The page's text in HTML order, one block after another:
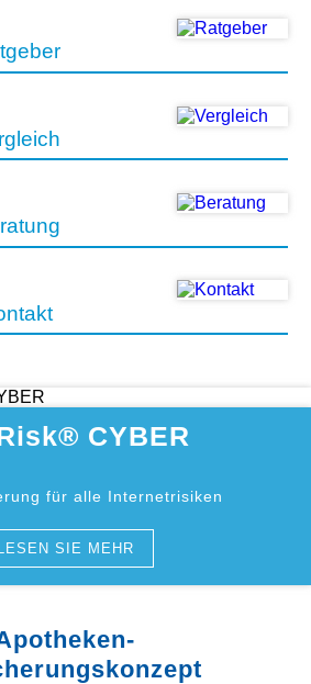
CYBER
für alle Internetrisiken
LESEN SIE MEHR